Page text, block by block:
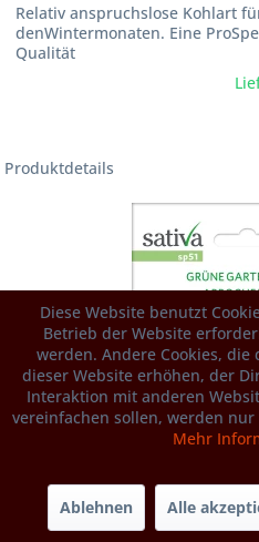
Relativ anspruchslose Kohlart
denWintermonaten. Eine
Qualität
Produktdetails
Diese Website benutzt
Betrieb der Website
werden. Andere Cookies,
dieser Website erhöhen, der
Interaktion mit anderen
vereinfachen sollen, werden
Mehr
Ablehnen Alle